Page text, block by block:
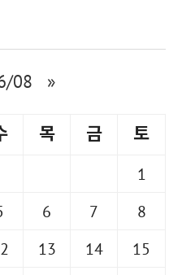
08 »
목 금 토
1
6 7
8
13 14
15